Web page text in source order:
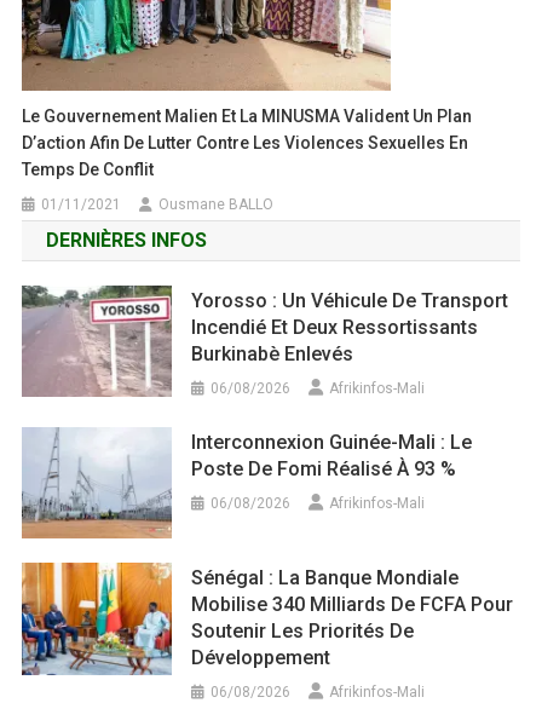
Le Gouvernement Malien Et La MINUSMA Valident Un Plan
D’action Afin De Lutter Contre Les Violences Sexuelles En
Temps De Conflit
01/11/2021 Ousmane BALLO
DERNIÈRES INFOS
Yorosso : Un Véhicule De Transport
Incendié Et Deux Ressortissants
Burkinabè Enlevés
06/08/2026 Afrikinfos-Mali
Interconnexion Guinée-Mali : Le
Poste De Fomi Réalisé À 93 %
06/08/2026 Afrikinfos-Mali
Sénégal : La Banque Mondiale
Mobilise 340 Milliards De FCFA Pour
Soutenir Les Priorités De
Développement
06/08/2026 Afrikinfos-Mali